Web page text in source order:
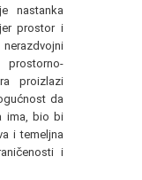
nastanka
prostor i
proizlazi
da
ima, bio bi
i temeljna
i